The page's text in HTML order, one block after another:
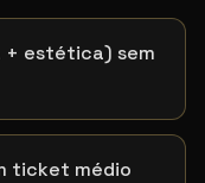
+ estética) sem
ticket médio